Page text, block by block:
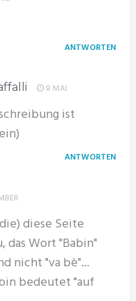
ANTWORTEN
8 MAI
ist
ANTWORTEN
diese Seite
das Wort "Babin"
nicht "va bè"...
bedeutet "auf